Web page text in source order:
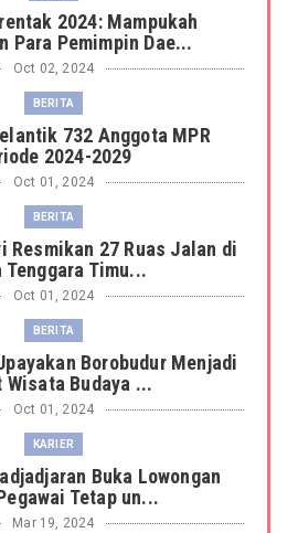
2024: Mampukah
Para Pemimpin Dae...
Oct 02, 2024
BERITA
732 Anggota MPR
2024-2029
Oct 01, 2024
BERITA
Resmikan 27 Ruas Jalan di
Tenggara Timu...
Oct 01, 2024
BERITA
Borobudur Menjadi
Wisata Budaya ...
Oct 01, 2024
KARIER
Buka Lowongan
Tetap un...
Mar 19, 2024